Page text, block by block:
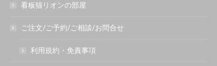
看板猫リオンの部屋
ご注文/ご予約/ご相談/お問合せ
利用規約・免責事項